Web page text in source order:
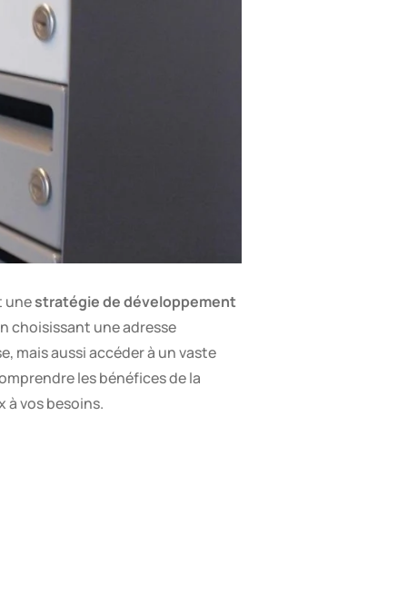
unestratégie de développement
choisissant une adresse
mais aussi accéder à un vaste
les bénéfices de la
à vos besoins.